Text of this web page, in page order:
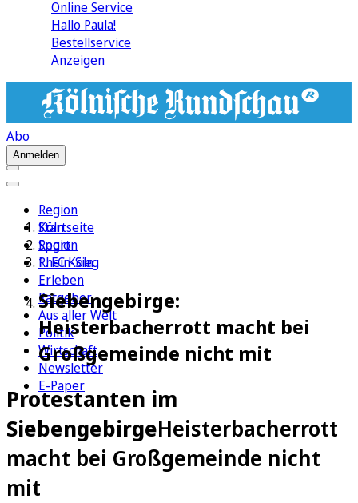
Online Service
Hallo Paula!
Bestellservice
Anzeigen
Abo
Anmelden
Region
Köln
Sport
1. FC Köln
Erleben
Ratgeber
Aus aller Welt
Politik
Wirtschaft
Newsletter
E-Paper
Startseite
Region
Rhein-Sieg
Siebengebirge:
Heisterbacherrott macht bei
Großgemeinde nicht mit
Protestanten im
SiebengebirgeHeisterbacherrott
macht bei Großgemeinde nicht
mit